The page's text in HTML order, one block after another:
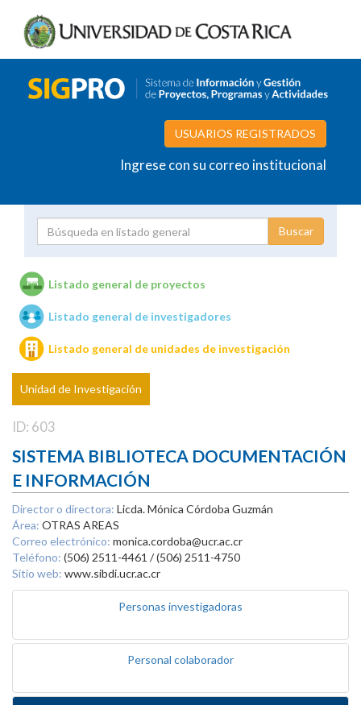
USUARIOS REGISTRADOS
Ingrese con su correo institucional
Unidades de investigación
Listado general de proyectos
Listado general de investigadores
Listado general de unidades de investigación
Unidad de Investigación
ID: 603
SISTEMA BIBLIOTECA DOCUMENTACIÓN
E INFORMACIÓN
Director o directora: Licda. Mónica Córdoba Guzmán
Área: OTRAS AREAS
Correo electrónico: monica.cordoba@ucr.ac.cr
Teléfono: (506) 2511-4461 / (506) 2511-4750
Sitio web: www.sibdi.ucr.ac.cr
Personas investigadoras
Personal colaborador